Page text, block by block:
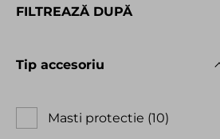
FILTREAZĂ DUPĂ
Tip accesoriu
Masti protectie 10